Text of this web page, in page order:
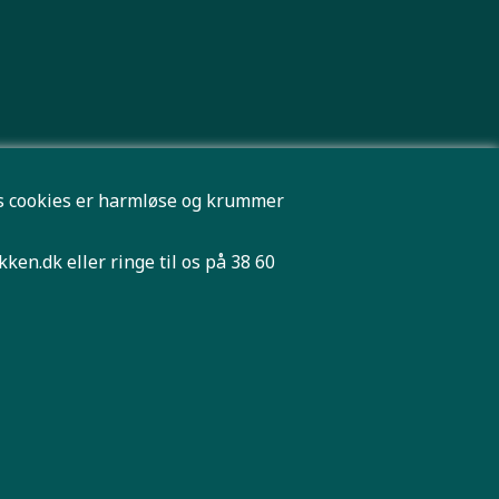
er harmløse og krummer
eller ringe til os på 38 60